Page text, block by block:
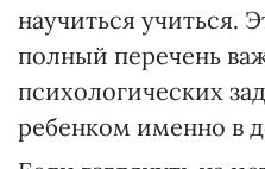
научиться учиться.
полный перечень
психологических
ребенком именно в